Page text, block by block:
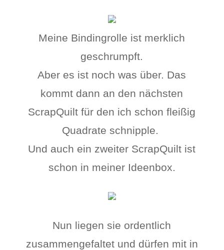
Meine Bindingrolle ist merklich
geschrumpft.
Aber es ist noch was über. Das
kommt dann an den nächsten
ScrapQuilt für den ich schon fleißig
Quadrate schnipple.
Und auch ein zweiter ScrapQuilt ist
schon in meiner Ideenbox.
Nun liegen sie ordentlich
zusammengefaltet und dürfen mit in